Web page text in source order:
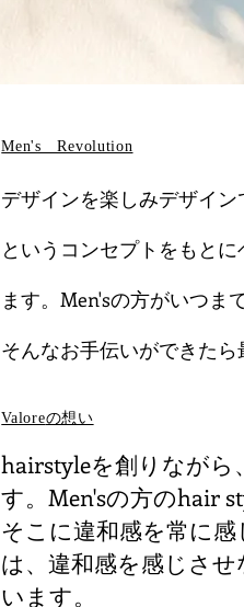
​Men's Revolution
デザインを楽しみデザイン
というコンセプトをもと
ます。Men'sの方がいつま
そんなお手伝いができたら
Valore​の想い
​hairstyleを創りながら
す。Men'sの方のhair
そこに違和感を常に
は、違和感を感じさ
います。